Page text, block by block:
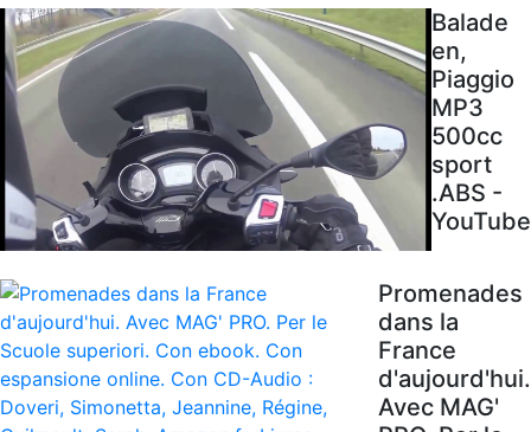
Balade
en,
Piaggio
MP3
500cc
sport
.ABS -
YouTube
Promenades
dans la
France
d'aujourd'hui.
Avec MAG'